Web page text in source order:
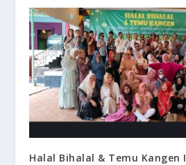
Halal Bihalal & Temu Kangen